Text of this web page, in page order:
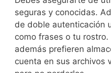
seguras y conocidas.
de doble autenticación
como frases o tu
además prefieren
cuenta en sus archivos